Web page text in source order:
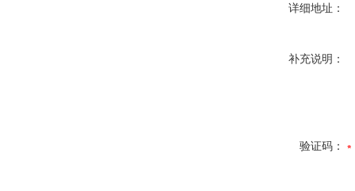
详细地址：
补充说明：
验证码：